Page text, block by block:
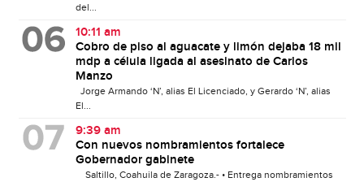
del...
10:11 am
Cobro de piso al aguacate y limón dejaba 18 mil
mdp a célula ligada al asesinato de Carlos
Manzo
Jorge Armando ‘N’, alias El Licenciado, y Gerardo ‘N’, alias
El...
9:39 am
Con nuevos nombramientos fortalece
Gobernador gabinete
Saltillo, Coahuila de Zaragoza.- • Entrega nombramientos